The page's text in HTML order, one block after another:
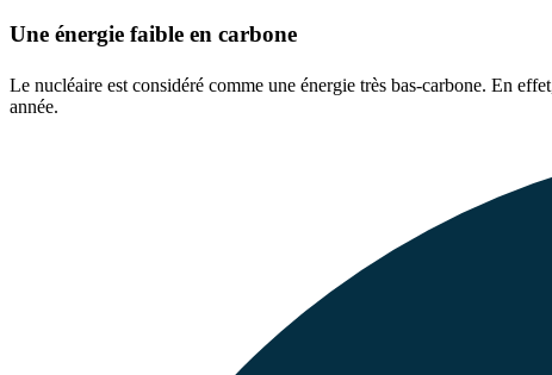
Une énergie faible en carbone
Le nucléaire est considéré comme une énergie très bas-carbone. En
année.